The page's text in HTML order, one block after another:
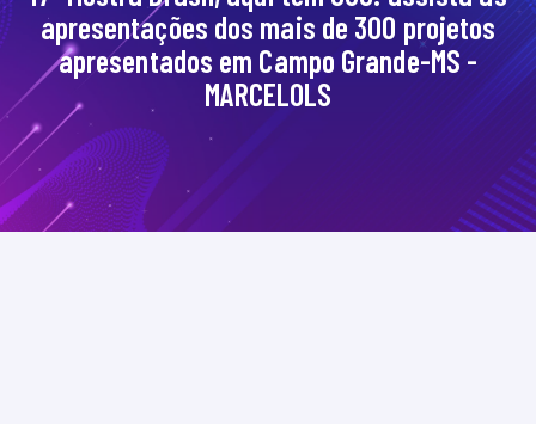
apresentações dos mais de 300 projetos
apresentados em Campo Grande-MS -
MARCELOLS